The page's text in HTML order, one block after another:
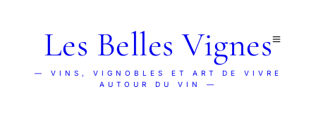
Les Belles Vignes
— VINS, VIGNOBLES ET ART DE VIVRE
AUTOUR DU VIN —